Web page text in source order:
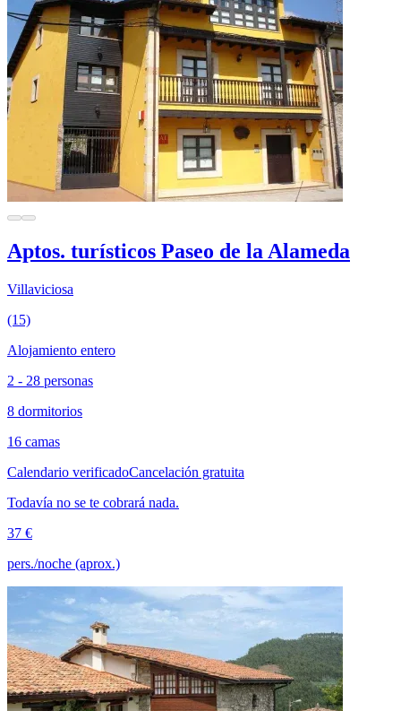
Aptos. turísticos Paseo de la Alameda
Villaviciosa
(15)
Alojamiento entero
2 - 28 personas
8 dormitorios
16 camas
Calendario verificadoCancelación gratuita
Todavía no se te cobrará nada.
37 €
pers./noche (aprox.)